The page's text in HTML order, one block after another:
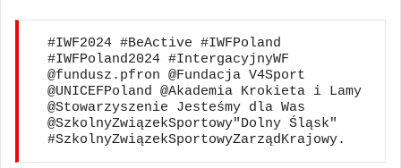
#IWF2024 #BeActive #IWFPoland
#IWFPoland2024 #IntergacyjnyWF
@fundusz.pfron @Fundacja V4Sport
@UNICEFPoland @Akademia Krokieta i Lamy
@Stowarzyszenie Jesteśmy dla Was
@SzkolnyZwiązekSportowy"Dolny Śląsk"
#SzkolnyZwiązekSportowyZarządKrajowy.